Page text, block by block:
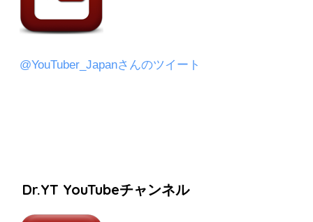
@YouTuber_Japanさんのツイート
Dr.YT YouTubeチャンネル